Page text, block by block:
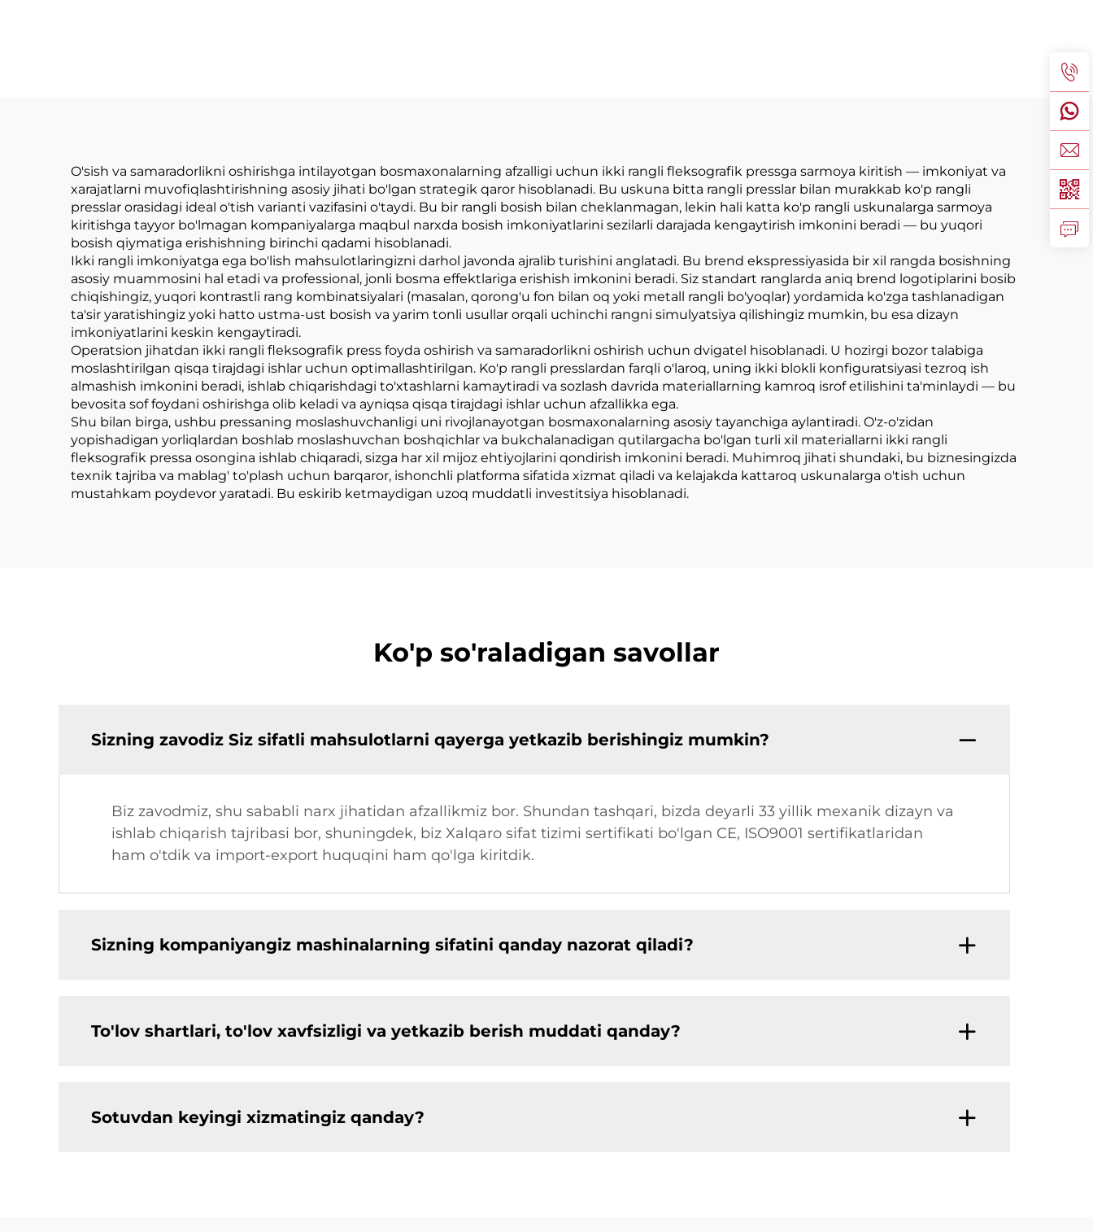
O'sish va samaradorlikni oshirishga intilayotgan bosmaxonalarning afzalligi uchun ikki rangli fleksografik pressga sarmoya kiritish — imkoniyat va
xarajatlarni muvofiqlashtirishning asosiy jihati bo'lgan strategik qaror hisoblanadi. Bu uskuna bitta rangli presslar bilan murakkab ko'p rangli
presslar orasidagi ideal o'tish varianti vazifasini o'taydi. Bu bir rangli bosish bilan cheklanmagan, lekin hali katta ko'p rangli uskunalarga sarmoya
kiritishga tayyor bo'lmagan kompaniyalarga maqbul narxda bosish imkoniyatlarini sezilarli darajada kengaytirish imkonini beradi — bu yuqori
bosish qiymatiga erishishning birinchi qadami hisoblanadi.
Ikki rangli imkoniyatga ega bo'lish mahsulotlaringizni darhol javonda ajralib turishini anglatadi. Bu brend ekspressiyasida bir xil rangda bosishning
asosiy muammosini hal etadi va professional, jonli bosma effektlariga erishish imkonini beradi. Siz standart ranglarda aniq brend logotiplarini bosib
chiqishingiz, yuqori kontrastli rang kombinatsiyalari (masalan, qorong'u fon bilan oq yoki metall rangli bo'yoqlar) yordamida ko'zga tashlanadigan
ta'sir yaratishingiz yoki hatto ustma-ust bosish va yarim tonli usullar orqali uchinchi rangni simulyatsiya qilishingiz mumkin, bu esa dizayn
imkoniyatlarini keskin kengaytiradi.
Operatsion jihatdan ikki rangli fleksografik press foyda oshirish va samaradorlikni oshirish uchun dvigatel hisoblanadi. U hozirgi bozor talabiga
moslashtirilgan qisqa tirajdagi ishlar uchun optimallashtirilgan. Ko'p rangli presslardan farqli o'laroq, uning ikki blokli konfiguratsiyasi tezroq ish
almashish imkonini beradi, ishlab chiqarishdagi to'xtashlarni kamaytiradi va sozlash davrida materiallarning kamroq isrof etilishini ta'minlaydi — bu
bevosita sof foydani oshirishga olib keladi va ayniqsa qisqa tirajdagi ishlar uchun afzallikka ega.
Shu bilan birga, ushbu pressaning moslashuvchanligi uni rivojlanayotgan bosmaxonalarning asosiy tayanchiga aylantiradi. O'z-o'zidan
yopishadigan yorliqlardan boshlab moslashuvchan boshqichlar va bukchalanadigan qutilargacha bo'lgan turli xil materiallarni ikki rangli
fleksografik pressa osongina ishlab chiqaradi, sizga har xil mijoz ehtiyojlarini qondirish imkonini beradi. Muhimroq jihati shundaki, bu biznesingizda
texnik tajriba va mablag' to'plash uchun barqaror, ishonchli platforma sifatida xizmat qiladi va kelajakda kattaroq uskunalarga o'tish uchun
mustahkam poydevor yaratadi. Bu eskirib ketmaydigan uzoq muddatli investitsiya hisoblanadi.
Ko'p so'raladigan savollar
Sizning zavodiz Siz sifatli mahsulotlarni qayerga yetkazib berishingiz mumkin?
Biz zavodmiz, shu sababli narx jihatidan afzallikmiz bor. Shundan tashqari, bizda deyarli 33 yillik mexanik dizayn va
ishlab chiqarish tajribasi bor, shuningdek, biz Xalqaro sifat tizimi sertifikati bo'lgan CE, ISO9001 sertifikatlaridan
ham o'tdik va import-export huquqini ham qo'lga kiritdik.
Sizning kompaniyangiz mashinalarning sifatini qanday nazorat qiladi?
To'lov shartlari, to'lov xavfsizligi va yetkazib berish muddati qanday?
Sotuvdan keyingi xizmatingiz qanday?